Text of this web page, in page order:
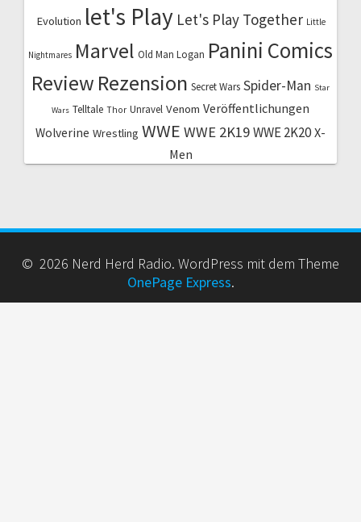
Evolution let's Play Let's Play Together Little
Nightmares Marvel Old Man Logan Panini Comics
Review Rezension Secret Wars Spider-Man Star
Wars Telltale Thor Unravel Venom Veröffentlichungen
Wolverine Wrestling WWE WWE 2K19WWE 2K20 X-
Men
© 2026 Nerd Herd Radio. WordPress mit dem Theme
OnePage Express.